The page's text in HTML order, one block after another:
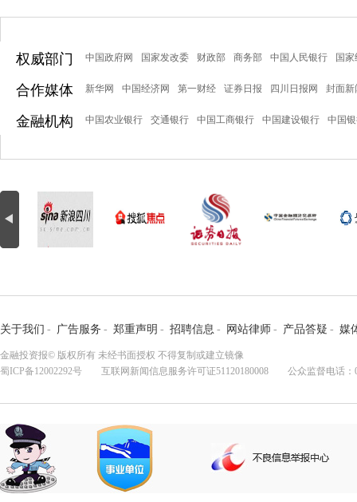
权威部门 中国政府网 国家发改委 财政部 商务部 中国人民银行 国
合作媒体 新华网 中国经济网 第一财经 证券日报 四川日报网 封面新
金融机构 中国农业银行 交通银行 中国工商银行 中国建设银行 中国
关于我们 - 广告服务 - 郑重声明 - 招聘信息 - 网站律师 - 产品答疑 - 媒
金融投资报© 版权所有 未经书面授权 不得复制或建立镜像
蜀ICP备12002292号 互联网新闻信息服务许可证51120180008 公众监督电话：